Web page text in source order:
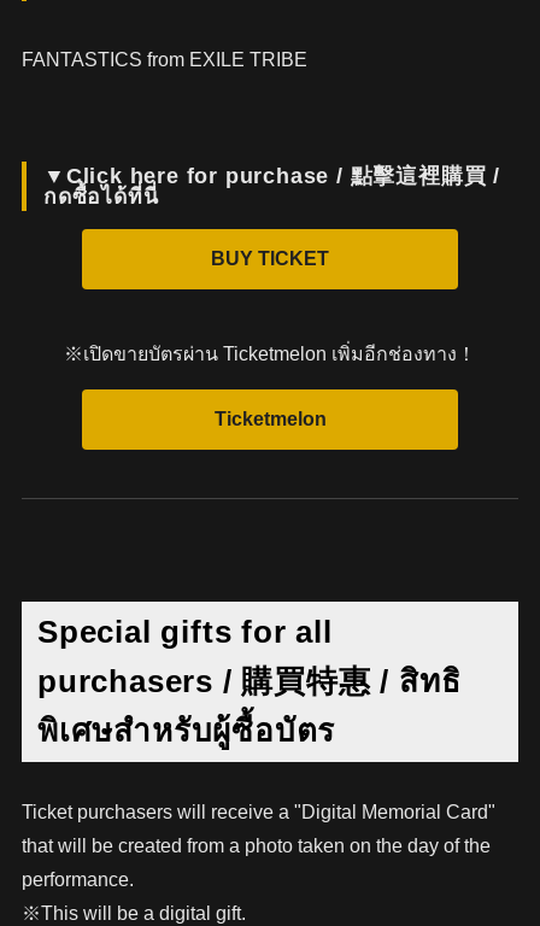
FANTASTICS from EXILE TRIBE
▼Click here for purchase / 點擊這裡購買 /
กดซื้อได้ที่นี่
※เปิดขายบัตรผ่าน Ticketmelon เพิ่มอีกช่องทาง！
Special gifts for all
purchasers / 購買特惠 / สิทธิ
พิเศษสำหรับผู้ซื้อบัตร
Ticket purchasers will receive a "Digital Memorial Card"
that will be created from a photo taken on the day of the
performance.
※This will be a digital gift.